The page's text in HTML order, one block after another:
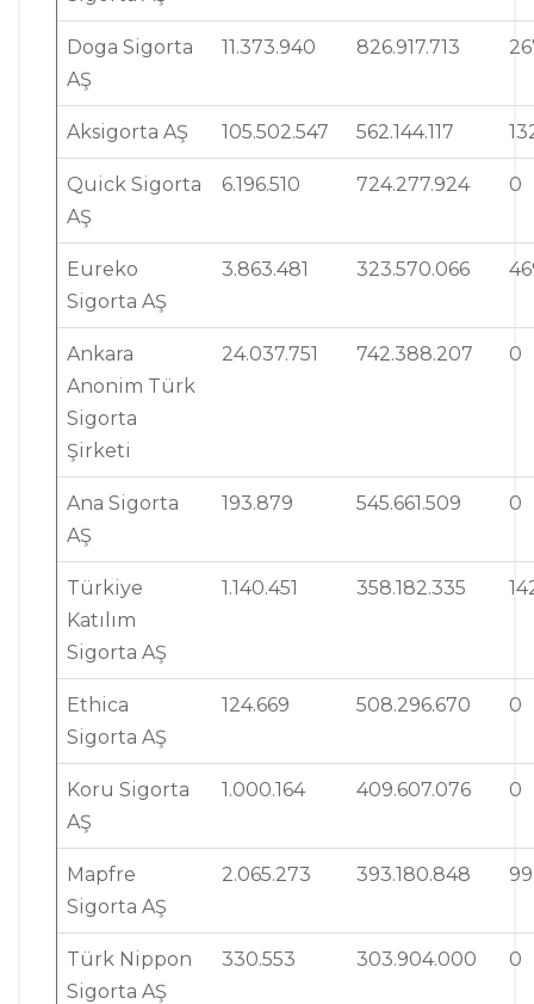
Doga Sigorta
AŞ
11.373.940 826.917.713
Aksigorta AŞ 105.502.547 562.144.117
Quick Sigorta
AŞ
6.196.510 724.277.924 0
Eureko
Sigorta AŞ
3.863.481 323.570.066
Ankara
Anonim Türk
Sigorta
Şirketi
24.037.751 742.388.207 0
Ana Sigorta
AŞ
193.879 545.661.509 0
Türkiye
Katılım
Sigorta AŞ
1.140.451 358.182.335
Ethica
Sigorta AŞ
124.669 508.296.670 0
Koru Sigorta
AŞ
1.000.164 409.607.076 0
Mapfre
Sigorta AŞ
2.065.273 393.180.848
Türk Nippon
Sigorta AŞ
330.553 303.904.000 0